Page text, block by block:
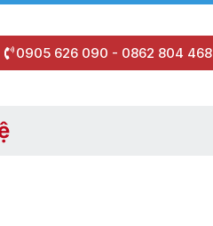
0905 626 090 - 0862 804 468